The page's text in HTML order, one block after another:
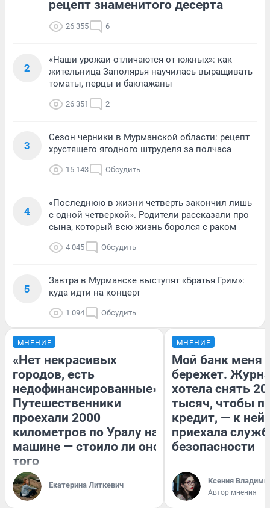
рецепт знаменитого десерта
26 355 6
2
«Наши урожаи отличаются от южных»: как
жительница Заполярья научилась выращивать
томаты, перцы и баклажаны
26 351 2
3
Сезон черники в Мурманской области: рецепт
хрустящего ягодного штруделя за полчаса
15 143 Обсудить
4
«Последнюю в жизни четверть закончил лишь
с одной четверкой». Родители рассказали про
сына, который всю жизнь боролся с раком
4 045 Обсудить
5
Завтра в Мурманске выступят «Братья Грим»:
куда идти на концерт
1 094 Обсудить
МНЕНИЕ
«Нет некрасивых
городов, есть
недофинансированные».
Путешественники
проехали 2000
километров по Уралу на
машине — стоило ли оно
того
Екатерина Литкевич
МНЕНИЕ
Мой банк меня
бережет.
хотела снять
тысяч, чтобы
кредит, — к
приехала
безопасности
Ксения
Автор мнения